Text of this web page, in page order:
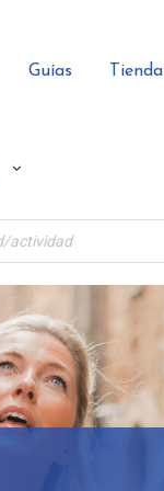
Guías Tienda